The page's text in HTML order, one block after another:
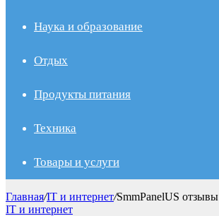
Наука и образование
Отдых
Продукты питания
Техника
Товары и услуги
Главная/IT и интернет/SmmPanelUS отзывы
IT и интернет